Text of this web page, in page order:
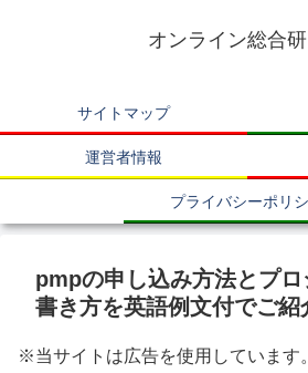
オンライン総合
サイトマップ
運営者情報
プライバシーポリ
pmpの申し込み方法とプ
書き方を英語例文付でご紹
※当サイトは広告を使用しています。